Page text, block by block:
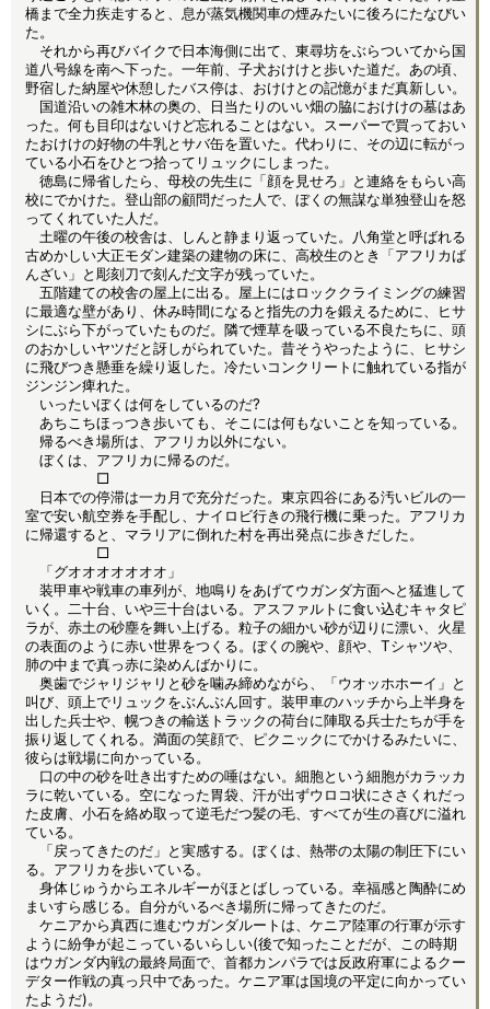
橋まで全力疾走すると、息が蒸気機関車の煙みたいに後ろにたなびい
た。
それから再びバイクで日本海側に出て、東尋坊をぶらついてから国
道八号線を南へ下った。一年前、子犬おけけと歩いた道だ。あの頃、
野宿した納屋や休憩したバス停は、おけけとの記憶がまだ真新しい。
国道沿いの雑木林の奥の、日当たりのいい畑の脇におけけの墓はあ
った。何も目印はないけど忘れることはない。スーパーで買っておい
たおけけの好物の牛乳とサバ缶を置いた。代わりに、その辺に転がっ
ている小石をひとつ拾ってリュックにしまった。
徳島に帰省したら、母校の先生に「顔を見せろ」と連絡をもらい高
校にでかけた。登山部の顧問だった人で、ぼくの無謀な単独登山を怒
ってくれていた人だ。
土曜の午後の校舎は、しんと静まり返っていた。八角堂と呼ばれる
古めかしい大正モダン建築の建物の床に、高校生のとき「アフリカば
んざい」と彫刻刀で刻んだ文字が残っていた。
五階建ての校舎の屋上に出る。屋上にはロッククライミングの練習
に最適な壁があり、休み時間になると指先の力を鍛えるために、ヒサ
シにぶら下がっていたものだ。隣で煙草を吸っている不良たちに、頭
のおかしいヤツだと訝しがられていた。昔そうやったように、ヒサシ
に飛びつき懸垂を繰り返した。冷たいコンクリートに触れている指が
ジンジン痺れた。
いったいぼくは何をしているのだ?
あちこちほっつき歩いても、そこには何もないことを知っている。
帰るべき場所は、アフリカ以外にない。
ぼくは、アフリカに帰るのだ。
□
日本での停滞は一カ月で充分だった。東京四谷にある汚いビルの一
室で安い航空券を手配し、ナイロビ行きの飛行機に乗った。アフリカ
に帰還すると、マラリアに倒れた村を再出発点に歩きだした。
□
「グオオオオオオオ」
装甲車や戦車の車列が、地鳴りをあげてウガンダ方面へと猛進して
いく。二十台、いや三十台はいる。アスファルトに食い込むキャタピ
ラが、赤土の砂塵を舞い上げる。粒子の細かい砂が辺りに漂い、火星
の表面のように赤い世界をつくる。ぼくの腕や、顔や、Tシャツや、
肺の中まで真っ赤に染めんばかりに。
奥歯でジャリジャリと砂を噛み締めながら、「ウオッホホーイ」と
叫び、頭上でリュックをぶんぶん回す。装甲車のハッチから上半身を
出した兵士や、幌つきの輸送トラックの荷台に陣取る兵士たちが手を
振り返してくれる。満面の笑顔で、ピクニックにでかけるみたいに、
彼らは戦場に向かっている。
口の中の砂を吐き出すための唾はない。細胞という細胞がカラッカ
ラに乾いている。空になった胃袋、汗が出ずウロコ状にささくれだっ
た皮膚、小石を絡め取って逆毛だつ髪の毛、すべてが生の喜びに溢れ
ている。
「戻ってきたのだ」と実感する。ぼくは、熱帯の太陽の制圧下にい
る。アフリカを歩いている。
身体じゅうからエネルギーがほとばしっている。幸福感と陶酔にめ
まいすら感じる。自分がいるべき場所に帰ってきたのだ。
ケニアから真西に進むウガンダルートは、ケニア陸軍の行軍が示す
ように紛争が起こっているいらしい(後で知ったことだが、この時期
はウガンダ内戦の最終局面で、首都カンパラでは反政府軍によるクー
デター作戦の真っ只中であった。ケニア軍は国境の平定に向かってい
たようだ)。